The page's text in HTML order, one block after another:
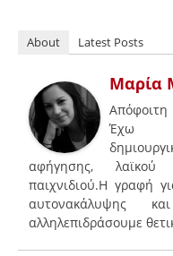
About Latest Posts
Μαρία
Έχω
αφήγησης, λαϊκού
παιχνιδιού.Η γραφή
αυτονακάλυψης
αλληλεπιδράσουμε